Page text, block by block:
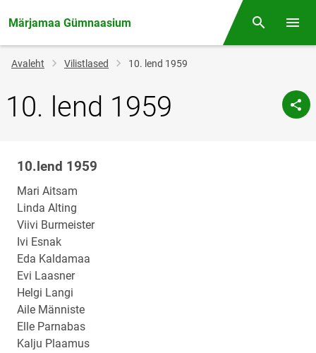
Märjamaa Gümnaasium Otsing
Jälglink
Avaleht Vilistlased 10. lend 1959
10. lend 1959
Klassi
nimi
10.lend 1959
Mari Aitsam
Linda Alting
Viivi Burmeister
Ivi Esnak
Eda Kaldamaa
Evi Laasner
Helgi Langi
Aile Männiste
Elle Parnabas
Kalju Plaamus